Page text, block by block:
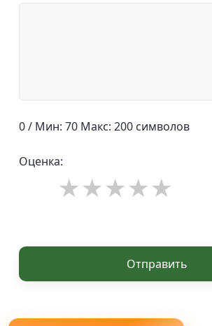
0 / Мин: 70 Макс: 200 символов
Оценка:
Отправить